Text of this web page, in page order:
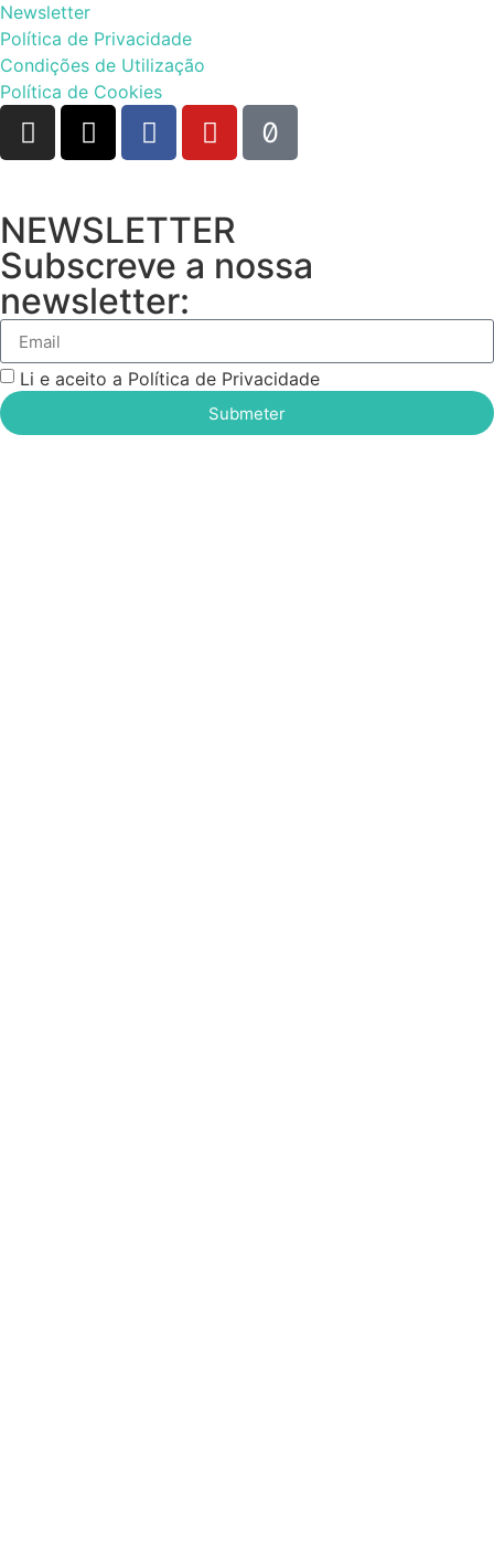
Newsletter
Política de Privacidade
Condições de Utilização
Política de Cookies
NEWSLETTER
Subscreve a nossa
newsletter:
Li e aceito a Política de Privacidade
Submeter